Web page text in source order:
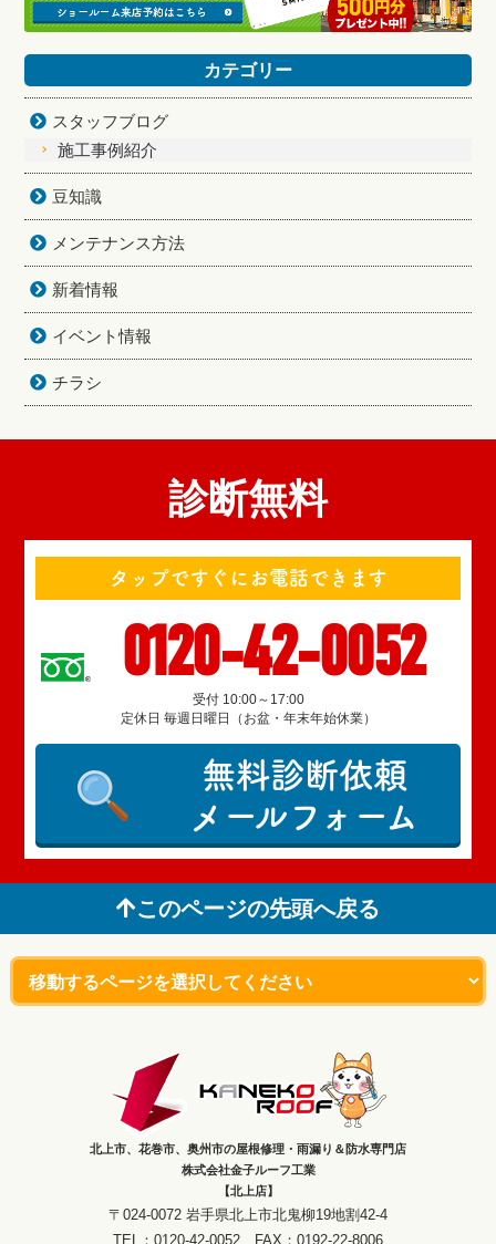
カテゴリー
スタッフブログ
施工事例紹介
豆知識
メンテナンス方法
新着情報
イベント情報
チラシ
診断無料
タップですぐにお電話できます
0120-42-0052
受付 10:00～17:00
定休日 毎週日曜日（お盆・年末年始休業）
無料診断依頼
メールフォーム
このページの先頭へ戻る
北上市、花巻市、奥州市の屋根修理・雨漏り＆防水専門店
株式会社金子ルーフ工業
【北上店】
〒024-0072 岩手県北上市北鬼柳19地割42-4
TEL：0120-42-0052 FAX：0192-22-8006